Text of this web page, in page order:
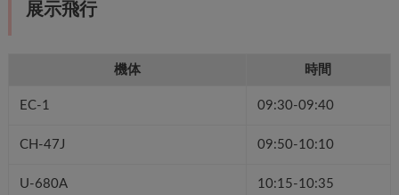
展示飛行
機体 時間
EC-1 09:30-09:40
CH-47J 09:50-10:10
U-680A 10:15-10:35